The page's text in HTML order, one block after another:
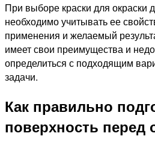
При выборе краски для окраски
необходимо учитывать ее
применения и желаемый
имеет свои преимущества и
определиться с подходящим
задачи.
Как правильно
поверхность перед